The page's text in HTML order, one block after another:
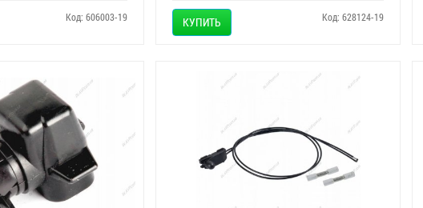
Код: 606003-19 КУПИТЬ Код: 628124-19